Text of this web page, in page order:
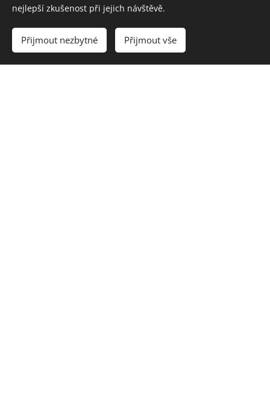
listopad
2019
15- 18 hod
nejlepší zkušenost při jejich návštěvě.
Přijmout nezbytné Přijmout vše